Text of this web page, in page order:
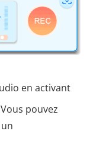
en activant
pouvez